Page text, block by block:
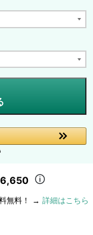
6,650
無料！ → 詳細はこちら